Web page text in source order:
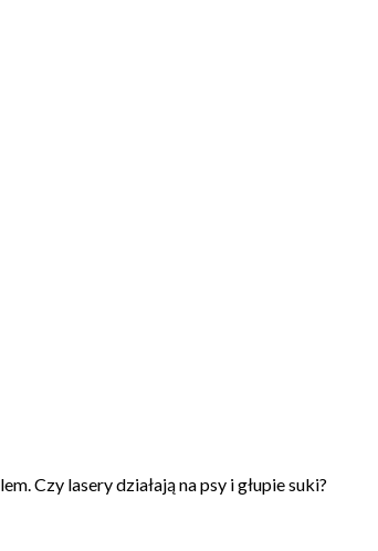
Czy lasery działają na psy i głupie suki?